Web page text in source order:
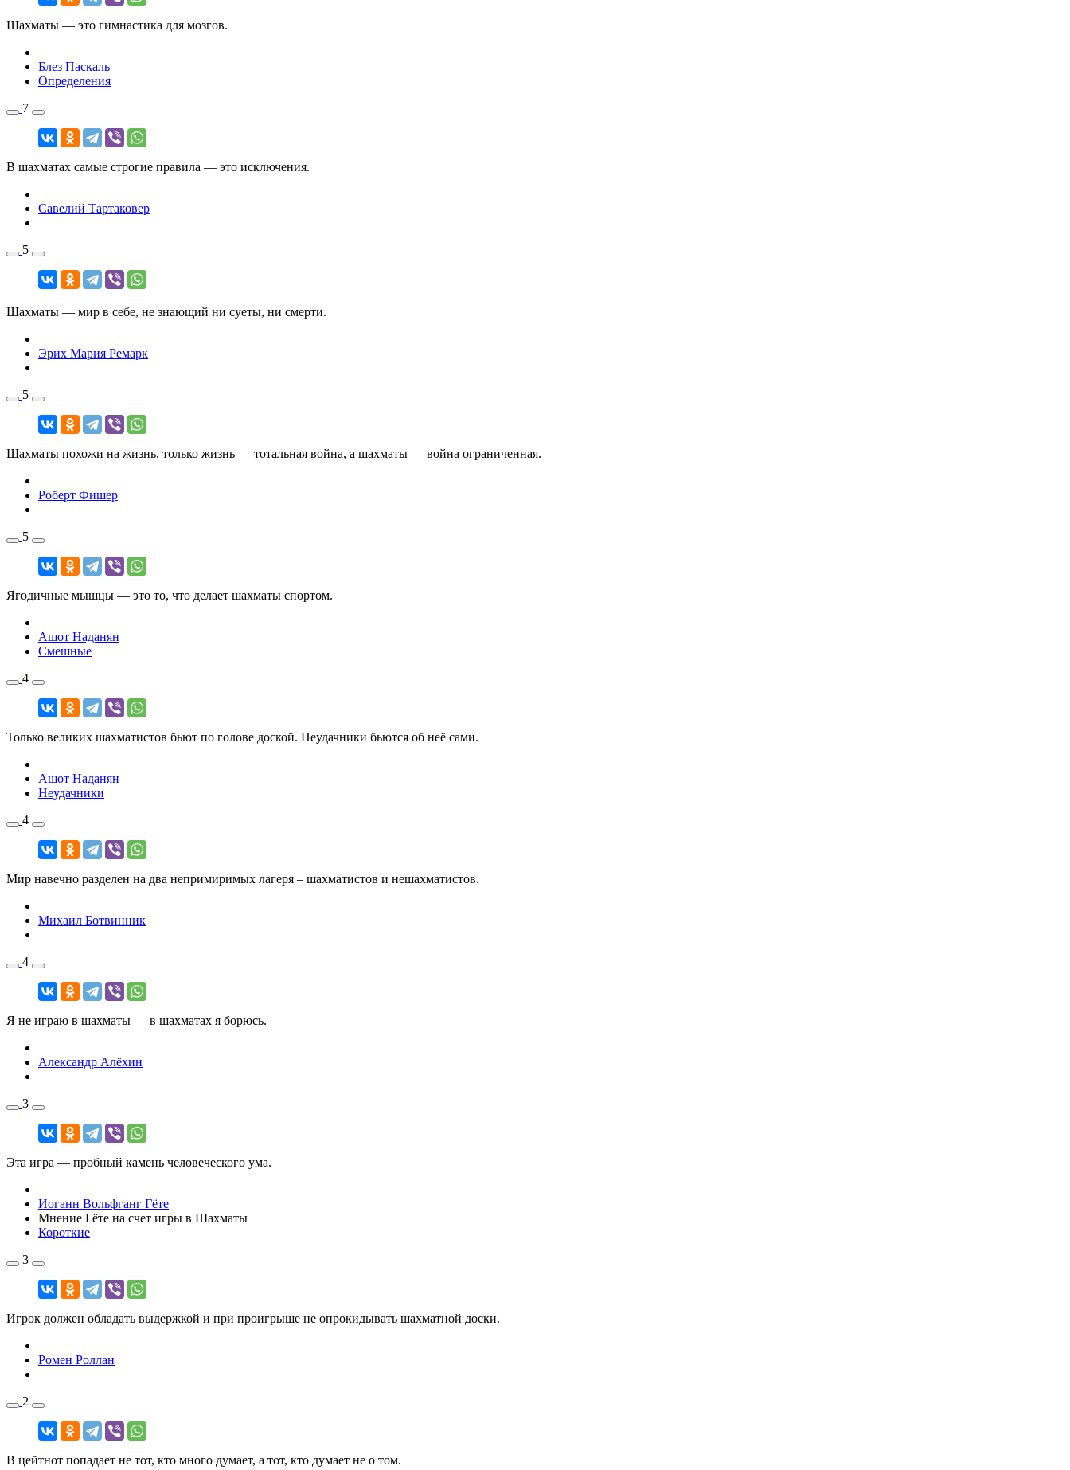
Шахматы — это гимнастика для мозгов.
Блез Паскаль
Определения
7
В шахматах самые строгие правила — это исключения.
Савелий Тартаковер
5
Шахматы — мир в себе, не знающий ни суеты, ни смерти.
Эрих Мария Ремарк
5
Шахматы похожи на жизнь, только жизнь — тотальная война, а шахматы — война ограниченная.
Роберт Фишер
5
Ягодичные мышцы — это то, что делает шахматы спортом.
Ашот Наданян
Смешные
4
Только великих шахматистов бьют по голове доской. Неудачники бьются об неё сами.
Ашот Наданян
Неудачники
4
Мир навечно разделен на два непримиримых лагеря – шахматистов и нешахматистов.
Михаил Ботвинник
4
Я не играю в шахматы — в шахматах я борюсь.
Александр Алёхин
3
Эта игра — пробный камень человеческого ума.
Иоганн Вольфганг Гёте
Мнение Гёте на счет игры в Шахматы
Короткие
3
Игрок должен обладать выдержкой и при проигрыше не опрокидывать шахматной доски.
Ромен Роллан
2
В цейтнот попадает не тот, кто много думает, а тот, кто думает не о том.